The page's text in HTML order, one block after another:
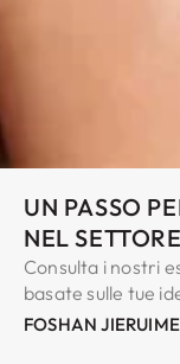
UN PASSO
NEL
Consulta i nostri
basate sulle tue
FOSHAN